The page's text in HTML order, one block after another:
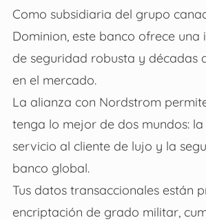
Como subsidiaria del grupo
Dominion, este banco ofrece una
de seguridad robusta y décadas
en el mercado.
La alianza con Nordstrom
tenga lo mejor de dos mundos:
servicio al cliente de lujo y la
banco global.
Tus datos transaccionales están
encriptación de grado militar,